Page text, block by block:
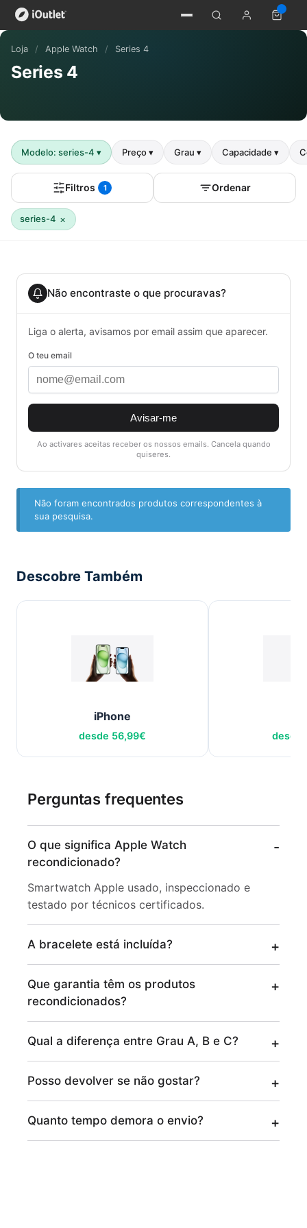
Loja / Apple Watch / Series 4
Series 4
Modelo: series-4 ▾ Preço▾ Grau ▾ Capacidade ▾
Filtros 1 Ordenar
series-4 ×
Não encontraste o que procuravas?
Liga o alerta, avisamos por email assim que aparecer.
O teu email
Avisar-me
Ao activares aceitas receber os nossos emails. Cancela quando
quiseres.
Não foram encontrados produtos correspondentes à
sua pesquisa.
Descobre Também
iPhone
desde 56,99€ desde
Perguntas frequentes
O que significa Apple Watch
recondicionado?
Smartwatch Apple usado, inspeccionado e
testado por técnicos certificados.
A bracelete está incluída?
Que garantia têm os produtos
recondicionados?
Qual a diferença entre Grau A, B e C?
Posso devolver se não gostar?
Quanto tempo demora o envio?